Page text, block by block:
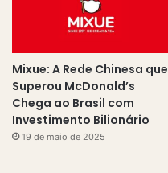
Mixue: A Rede Chinesa que
Superou McDonald’s
Chega ao Brasil com
Investimento Bilionário
19 de maio de 2025